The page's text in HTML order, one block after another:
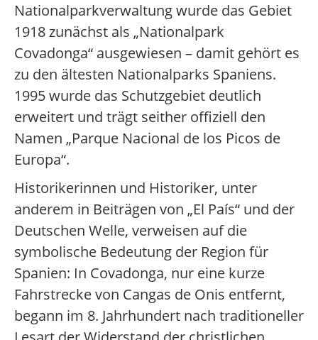
Nationalparkverwaltung wurde das Gebiet
1918 zunächst als „Nationalpark
Covadonga“ ausgewiesen – damit gehört es
zu den ältesten Nationalparks Spaniens.
1995 wurde das Schutzgebiet deutlich
erweitert und trägt seither offiziell den
Namen „Parque Nacional de los Picos de
Europa“.
Historikerinnen und Historiker, unter
anderem in Beiträgen von „El País“ und der
Deutschen Welle, verweisen auf die
symbolische Bedeutung der Region für
Spanien: In Covadonga, nur eine kurze
Fahrstrecke von Cangas de Onis entfernt,
begann im 8. Jahrhundert nach traditioneller